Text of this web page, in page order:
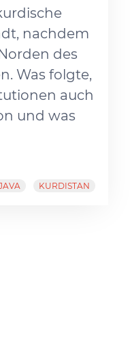
nachdem
des
Was folgte,
auch
und was
KURDISTAN